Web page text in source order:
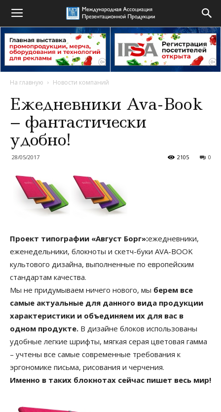
На главную Новости компаний
Ежедневники Ava-Book
– фантастически
удобно!
28/05/2017 0
2105
Проект типографии «Август Борг»:ежедневники,
еженедельники, блокноты и скетч-буки AVA-BOOK
культового дизайна, выполненные по европейским
стандартам качества.
Мы не придумываем ничего нового, мы берем все
самые актуальные для данного вида продукции
характеристики и объединяем их для вас в
одном продукте. В дизайне блоков использованы
удобные легкие шрифты, мягкая серая цветовая гамма
– учтены все самые современные требования к
эргономике письма, рисования и черчения.
Именно в таких блокнотах сейчас пишет весь мир!